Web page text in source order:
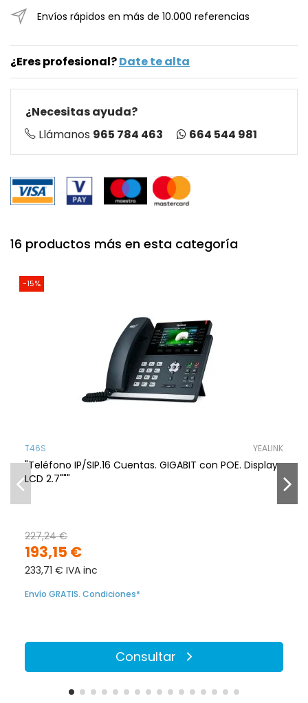
Envíos rápidos en más de 10.000 referencias
¿Eres profesional?Date te alta
¿Necesitas ayuda?
Llámanos 965 784 463 664 544 981
16 productos más en esta categoría
-15%
T46S YEALINK
"Teléfono IP/SIP.16 Cuentas. GIGABIT con POE. Display
LCD 2.7"""
193,15 €
227,24 €
233,71 € IVA inc
Envío GRATIS. Condiciones*
Consultar